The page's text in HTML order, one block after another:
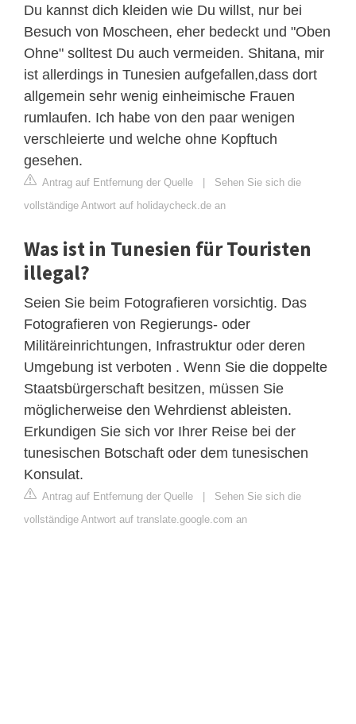
Du kannst dich kleiden wie Du willst, nur bei
Besuch von Moscheen, eher bedeckt und "Oben
Ohne" solltest Du auch vermeiden. Shitana, mir
ist allerdings in Tunesien aufgefallen,dass dort
allgemein sehr wenig einheimische Frauen
rumlaufen. Ich habe von den paar wenigen
verschleierte und welche ohne Kopftuch
gesehen.
Antrag auf Entfernung der Quelle | Sehen Sie sich die
vollständige Antwort auf holidaycheck.de an
Was ist in Tunesien für Touristen
illegal?
Seien Sie beim Fotografieren vorsichtig. Das
Fotografieren von Regierungs- oder
Militäreinrichtungen, Infrastruktur oder deren
Umgebung ist verboten . Wenn Sie die doppelte
Staatsbürgerschaft besitzen, müssen Sie
möglicherweise den Wehrdienst ableisten.
Erkundigen Sie sich vor Ihrer Reise bei der
tunesischen Botschaft oder dem tunesischen
Konsulat.
Antrag auf Entfernung der Quelle | Sehen Sie sich die
vollständige Antwort auf translate.google.com an